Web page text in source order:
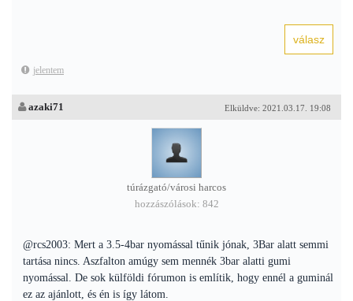
jelentem
Elküldve: 2021.03.17. 19:08
azaki71
túrázgató/városi harcos
hozzászólások: 842
@rcs2003: Mert a 3.5-4bar nyomással tűnik jónak, 3Bar alatt semmi
tartása nincs. Aszfalton amúgy sem mennék 3bar alatti gumi
nyomással. De sok külföldi fórumon is említik, hogy ennél a guminál
ez az ajánlott, és én is így látom.